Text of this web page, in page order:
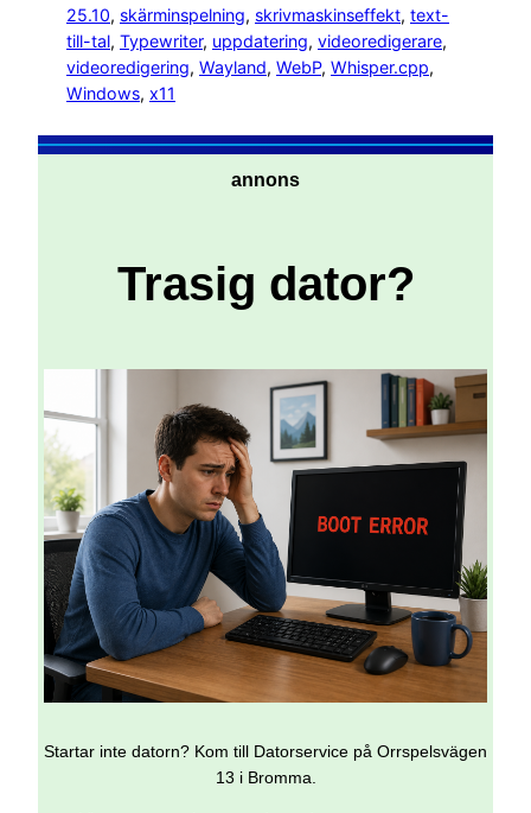
25.10, skärminspelning, skrivmaskinseffekt, text-
till-tal, Typewriter, uppdatering, videoredigerare
videoredigering, Wayland, WebP, Whisper.cpp
Windows, x11
annons
Trasig dator?
Startar inte datorn? Kom till Datorservice på Orrspelsvägen
13 i Bromma.